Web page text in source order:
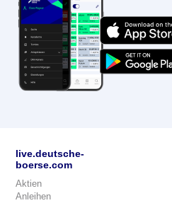
live.deutsche-
boerse.com
Aktien
Anleihen